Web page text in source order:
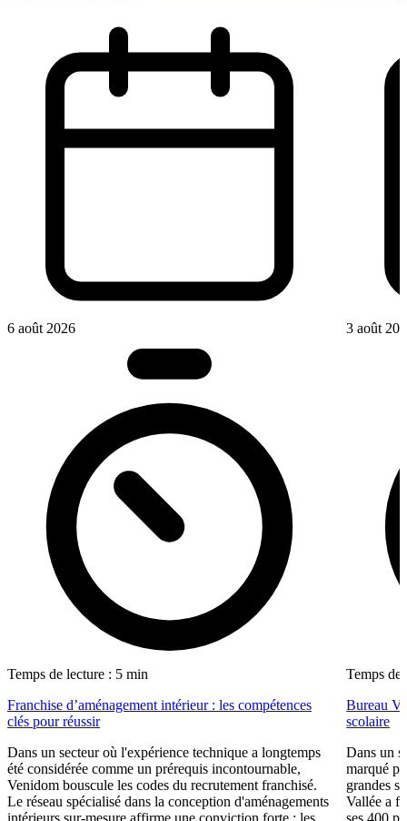
6 août 2026
Temps de lecture : 5 min
Franchise d’aménagement intérieur : les compétences
clés pour réussir
Dans un secteur où l'expérience technique a longtemps
été considérée comme un prérequis incontournable,
Venidom bouscule les codes du recrutement franchisé.
Le réseau spécialisé dans la conception d'aménagements
intérieurs sur-mesure affirme une conviction forte : les
3 août
Temps de
Bureau
scolaire
Dans un
marqué
grandes
Vallée a
ses 400